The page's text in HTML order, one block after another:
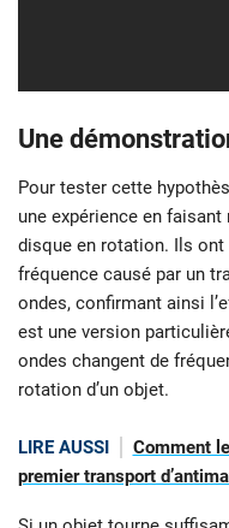
Une
Pour tester cette
une expérience en
disque en rotation. Ils ont
fréquence causé par un
ondes, confirmant ainsi
est une version
ondes changent de
rotation d’un objet.
LIRE AUSSI
Comment
premier transport